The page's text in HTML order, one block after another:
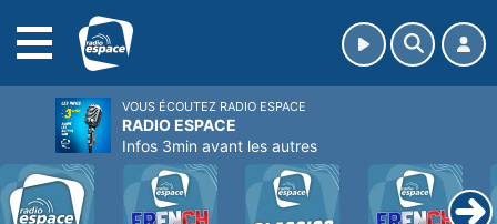
VOUS ÉCOUTEZ RADIO ESPACE
RADIO ESPACE
Infos 3min avant les autres